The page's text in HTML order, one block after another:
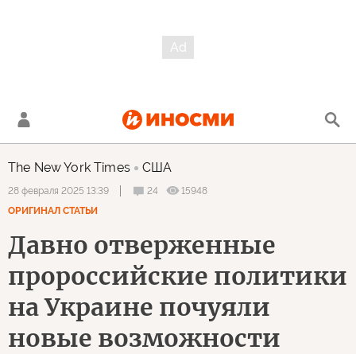
The New York Times США
28 февраля 2025 13:39 24
15948
ОРИГИНАЛ СТАТЬИ
Давно отверженные
пророссийские политики
на Украине почуяли
новые возможности